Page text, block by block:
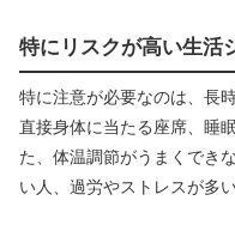
特にリスクが高い生活
特に注意が必要なのは、長
直接身体に当たる座席、睡
た、体温調節がうまくでき
い人、過労やストレスが多